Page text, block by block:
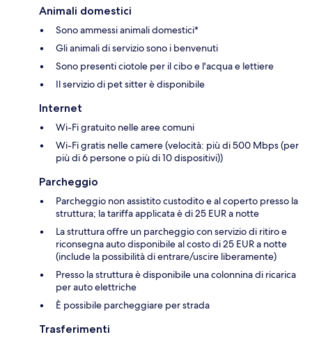
Animali domestici
Sono ammessi animali domestici*
Gli animali di servizio sono i benvenuti
Sono presenti ciotole per il cibo e l'acqua e lettiere
Il servizio di pet sitter è disponibile
Internet
Wi-Fi gratuito nelle aree comuni
Wi-Fi gratis nelle camere (velocità: più di 500 Mbps (per
più di 6 persone o più di 10 dispositivi))
Parcheggio
Parcheggio non assistito custodito e al coperto presso la
struttura; la tariffa applicata è di 25 EUR a notte
La struttura offre un parcheggio con servizio di ritiro e
riconsegna auto disponibile al costo di 25 EUR a notte
(include la possibilità di entrare/uscire liberamente)
Presso la struttura è disponibile una colonnina di ricarica
per auto elettriche
È possibile parcheggiare per strada
Trasferimenti